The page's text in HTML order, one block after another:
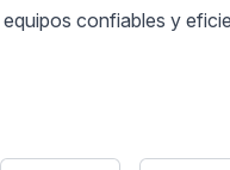
confiables y